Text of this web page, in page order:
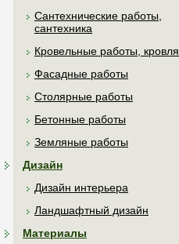
Сантехнические работы,
сантехника
Кровельные работы, кровля
Фасадные работы
Столярные работы
Бетонные работы
Земляные работы
Дизайн
Дизайн интерьера
Ландшафтный дизайн
Материалы